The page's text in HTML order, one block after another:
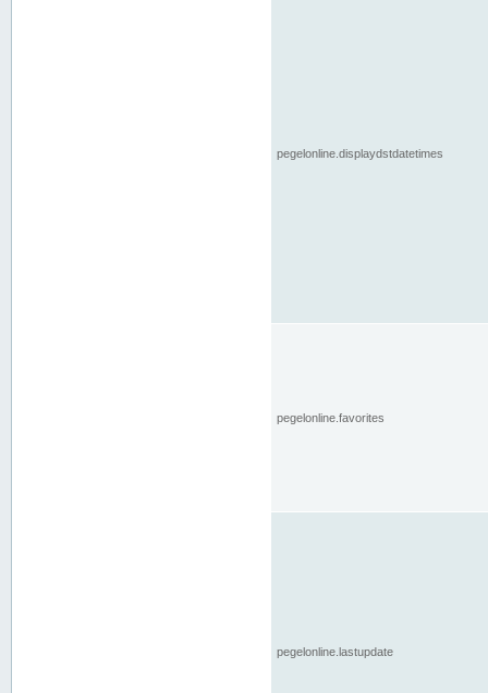
pegelonline.displaydstdatetimes
pegelonline.favorites
pegelonline.lastupdate